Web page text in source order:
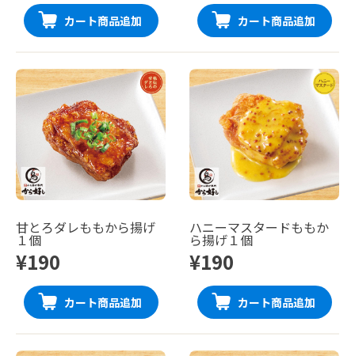
カート商品追加 カート商品追加
甘とろダレももから揚げ
１個
¥190
カート商品追加
ハニーマスタードももか
ら揚げ１個
¥190
カート商品追加